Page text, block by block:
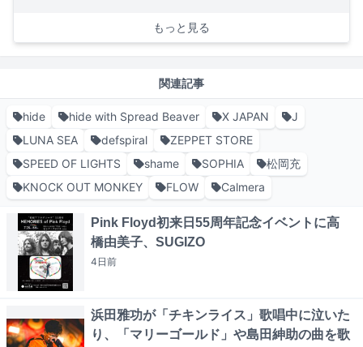
もっと見る
関連記事
hide hide with Spread Beaver X JAPAN
J
LUNA SEA
defspiral
ZEPPET STORE
SPEED OF LIGHTS
shame SOPHIA
松岡充
KNOCK OUT MONKEY
FLOW Calmera
Pink Floyd初来日55周年記念イベントに高
橋由美子、SUGIZO
4日前
浜田雅功が「チキンライス」歌唱中に泣いた
り、「マリーゴールド」や島田紳助の曲を歌